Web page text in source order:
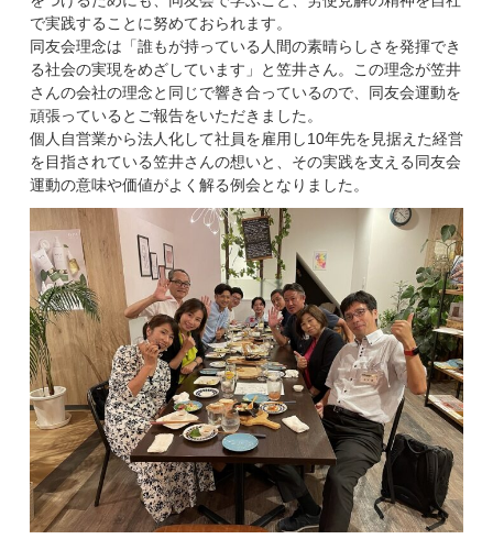
で実践することに努めておられます。
同友会理念は「誰もが持っている人間の素晴らしさを発揮でき
る社会の実現をめざしています」と笠井さん。この理念が笠井
さんの会社の理念と同じで響き合っているので、同友会運動を
頑張っているとご報告をいただきました。
個人自営業から法人化して社員を雇用し10年先を見据えた経営
を目指されている笠井さんの想いと、その実践を支える同友会
運動の意味や価値がよく解る例会となりました。